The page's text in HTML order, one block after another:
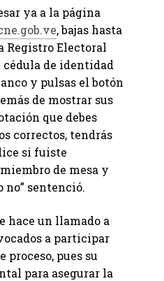
ya a la página
, bajas hasta
Registro Electoral
de identidad
y pulsas el botón
de mostrar sus
que debes
correctos, tendrás
si fuiste
de mesa y
no” sentenció.
hace un llamado a
a participar
proceso, pues su
para asegurar la